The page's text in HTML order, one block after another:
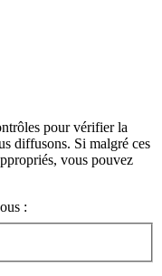
pour vérifier la
diffusons. Si malgré ces
vous pouvez
: